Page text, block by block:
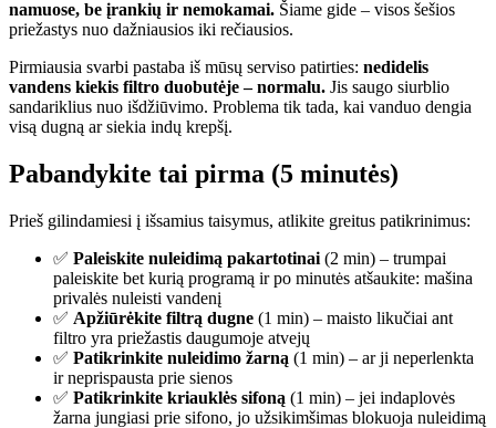
namuose, be įrankių ir nemokamai. Šiame gide – visos šešios
priežastys nuo dažniausios iki rečiausios.
Pirmiausia svarbi pastaba iš mūsų serviso patirties: nedidelis
vandens kiekis filtro duobutėje – normalu. Jis saugo siurblio
sandariklius nuo išdžiūvimo. Problema tik tada, kai vanduo dengia
visą dugną ar siekia indų krepšį.
Pabandykite tai pirma (5 minutės)
Prieš gilindamiesi į išsamius taisymus, atlikite greitus patikrinimus:
✅ Paleiskite nuleidimą pakartotinai (2 min) – trumpai
paleiskite bet kurią programą ir po minutės atšaukite: mašina
privalės nuleisti vandenį
✅ Apžiūrėkite filtrą dugne (1 min) – maisto likučiai ant
filtro yra priežastis daugumoje atvejų
✅ Patikrinkite nuleidimo žarną (1 min) – ar ji neperlenkta
ir neprispausta prie sienos
✅ Patikrinkite kriauklės sifoną (1 min) – jei indaplovės
žarna jungiasi prie sifono, jo užsikimšimas blokuoja nuleidimą